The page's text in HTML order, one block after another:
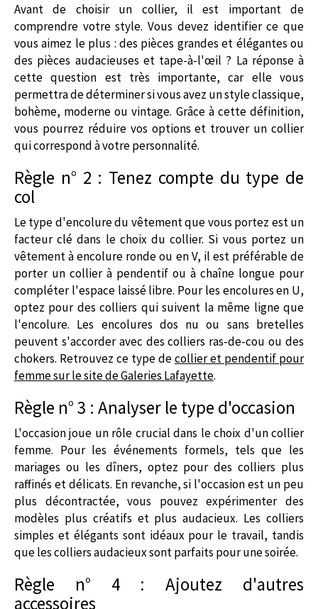
Avant de choisir un collier, il est important de
comprendre votre style. Vous devez identifier ce que
vous aimez le plus : des pièces grandes et élégantes ou
des pièces audacieuses et tape-à-l'œil ? La réponse à
cette question est très importante, car elle vous
permettra de déterminer si vous avez un style classique,
bohème, moderne ou vintage. Grâce à cette définition,
vous pourrez réduire vos options et trouver un collier
qui correspond à votre personnalité.
Règle n° 2 : Tenez compte du type de
col
Le type d'encolure du vêtement que vous portez est un
facteur clé dans le choix du collier. Si vous portez un
vêtement à encolure ronde ou en V, il est préférable de
porter un collier à pendentif ou à chaîne longue pour
compléter l'espace laissé libre. Pour les encolures en U,
optez pour des colliers qui suivent la même ligne que
l'encolure. Les encolures dos nu ou sans bretelles
peuvent s'accorder avec des colliers ras-de-cou ou des
chokers. Retrouvez ce type decollier et pendentif pour
femme sur le site de Galeries Lafayette.
Règle n° 3 : Analyser le type d'occasion
L'occasion joue un rôle crucial dans le choix d'uncollier
femme. Pour les événements formels, tels que les
mariages ou les dîners, optez pour des colliers plus
raffinés et délicats. En revanche, si l'occasion est un peu
plus décontractée, vous pouvez expérimenter des
modèles plus créatifs et plus audacieux. Les colliers
simples et élégants sont idéaux pour le travail, tandis
que les colliers audacieux sont parfaits pour une soirée.
Règle n° 4 : Ajoutez d'autres
accessoires